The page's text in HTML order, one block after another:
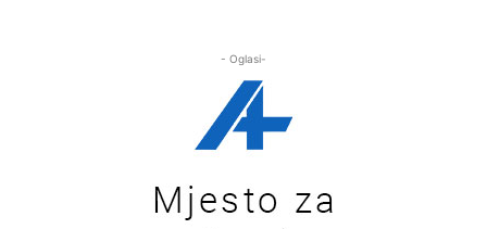
- Oglasi-